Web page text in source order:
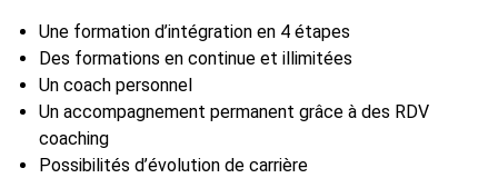
Une formation d’intégration en 4 étapes
Des formations en continue et illimitées
Un coach personnel
Un accompagnement permanent grâce à des RDV
coaching
Possibilités d’évolution de carrière